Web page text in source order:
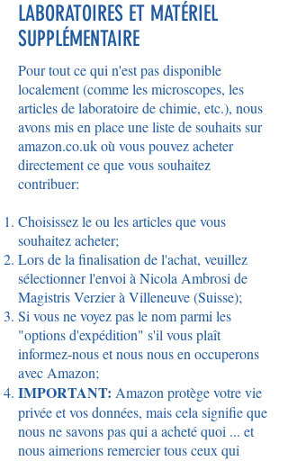
LABORATOIRES ET MATÉRIEL
SUPPLÉMENTAIRE
Pour tout ce qui n'est pas disponible
localement (comme les microscopes, les
articles de laboratoire de chimie, etc.), nous
avons mis en place une liste de souhaits sur
amazon.co.uk où vous pouvez acheter
directement ce que vous souhaitez
contribuer:
Choisissez le ou les articles que vous
souhaitez acheter;
Lors de la finalisation de l'achat, veuillez
sélectionner l'envoi à Nicola Ambrosi de
Magistris Verzier à Villeneuve (Suisse);
Si vous ne voyez pas le nom parmi les
"options d'expédition" s'il vous plaît
informez-nous et nous nous en occuperons
avec Amazon;
IMPORTANT: Amazon protège votre vie
privée et vos données, mais cela signifie que
nous ne savons pas qui a acheté quoi ... et
nous aimerions remercier tous ceux qui